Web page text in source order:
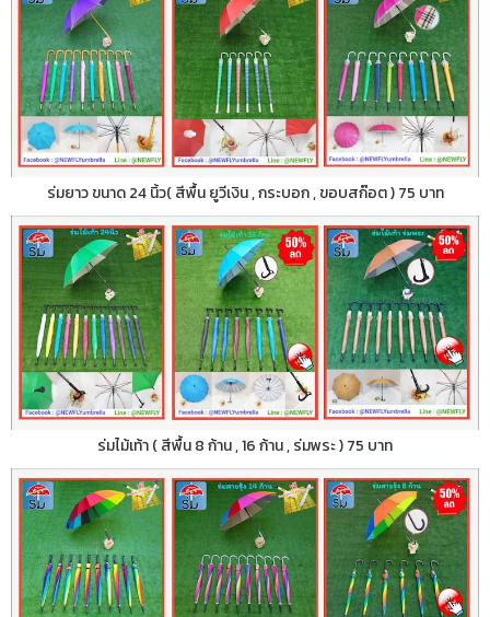
ร่มยาว ขนาด 24 นิ้ว( สีพื้น ยูวีเงิน , กระบอก , ขอบสก๊อต ) 75 บาท
ร่มไม้เท้า ( สีพื้น 8 ก้าน , 16 ก้าน , ร่มพระ ) 75 บาท